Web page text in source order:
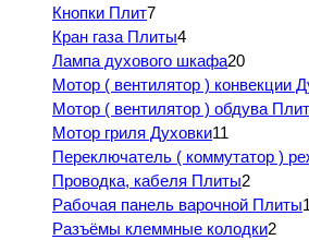
Кнопки Плит7
Кран газа Плиты4
Лампа духового шкафа20
Мотор ( вентилятор ) конвекции
Мотор ( вентилятор ) обдува
Мотор гриля Духовки11
Переключатель ( коммутатор )
Проводка, кабеля Плиты2
Рабочая панель варочной Плиты
Разъёмы клеммные колодки2